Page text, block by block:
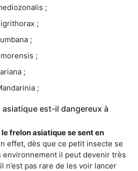
;
;
;
;
;
;
est-il dangereux à
le frelon asiatique se sent en
effet, dès que ce petit insecte se
environnement il peut devenir très
n’est pas rare de les voir lancer